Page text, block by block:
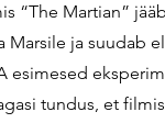
“The Martian”
ja suudab
esimesed
tundus, et